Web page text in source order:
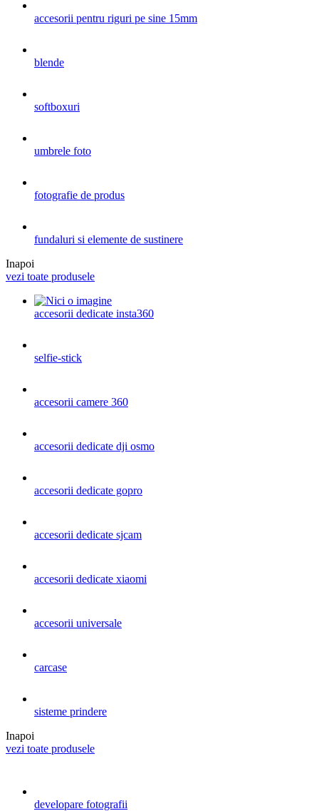
accesorii pentru riguri pe sine 15mm
blende
softboxuri
umbrele foto
fotografie de produs
fundaluri si elemente de sustinere
Inapoi
vezi toate produsele
accesorii dedicate insta360
selfie-stick
accesorii camere 360
accesorii dedicate dji osmo
accesorii dedicate gopro
accesorii dedicate sjcam
accesorii dedicate xiaomi
accesorii universale
carcase
sisteme prindere
Inapoi
vezi toate produsele
developare fotografii